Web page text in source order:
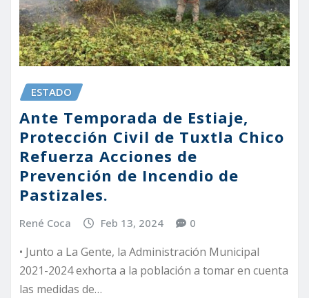
ESTADO
Ante Temporada de Estiaje,
Protección Civil de Tuxtla Chico
Refuerza Acciones de
Prevención de Incendio de
Pastizales.
René Coca Feb 13, 2024 0
• Junto a La Gente, la Administración Municipal
2021-2024 exhorta a la población a tomar en cuenta
las medidas de…